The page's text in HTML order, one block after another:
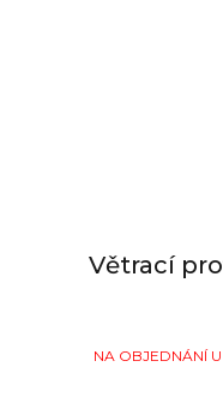
Větrací
NA OBJEDNÁNÍ